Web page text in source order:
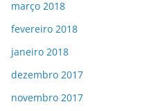
março 2018
fevereiro 2018
janeiro 2018
dezembro 2017
novembro 2017